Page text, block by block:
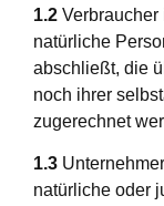
1.2 Verbraucher
natürliche
abschließt, die
noch ihrer
zugerechnet
1.3
natürliche oder